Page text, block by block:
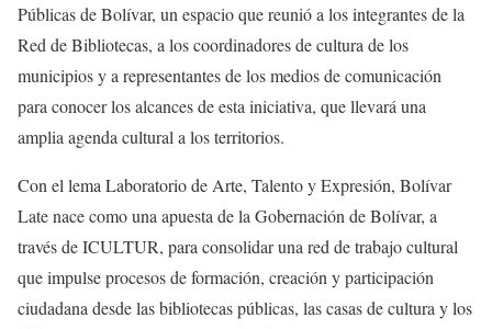
Públicas de Bolívar, un espacio que reunió a los integrantes de la
Red de Bibliotecas, a los coordinadores de cultura de los
municipios y a representantes de los medios de comunicación
para conocer los alcances de esta iniciativa, que llevará una
amplia agenda cultural a los territorios.
Con el lema Laboratorio de Arte, Talento y Expresión, Bolívar
Late nace como una apuesta de la Gobernación de Bolívar, a
través de ICULTUR, para consolidar una red de trabajo cultural
que impulse procesos de formación, creación y participación
ciudadana desde las bibliotecas públicas, las casas de cultura y los